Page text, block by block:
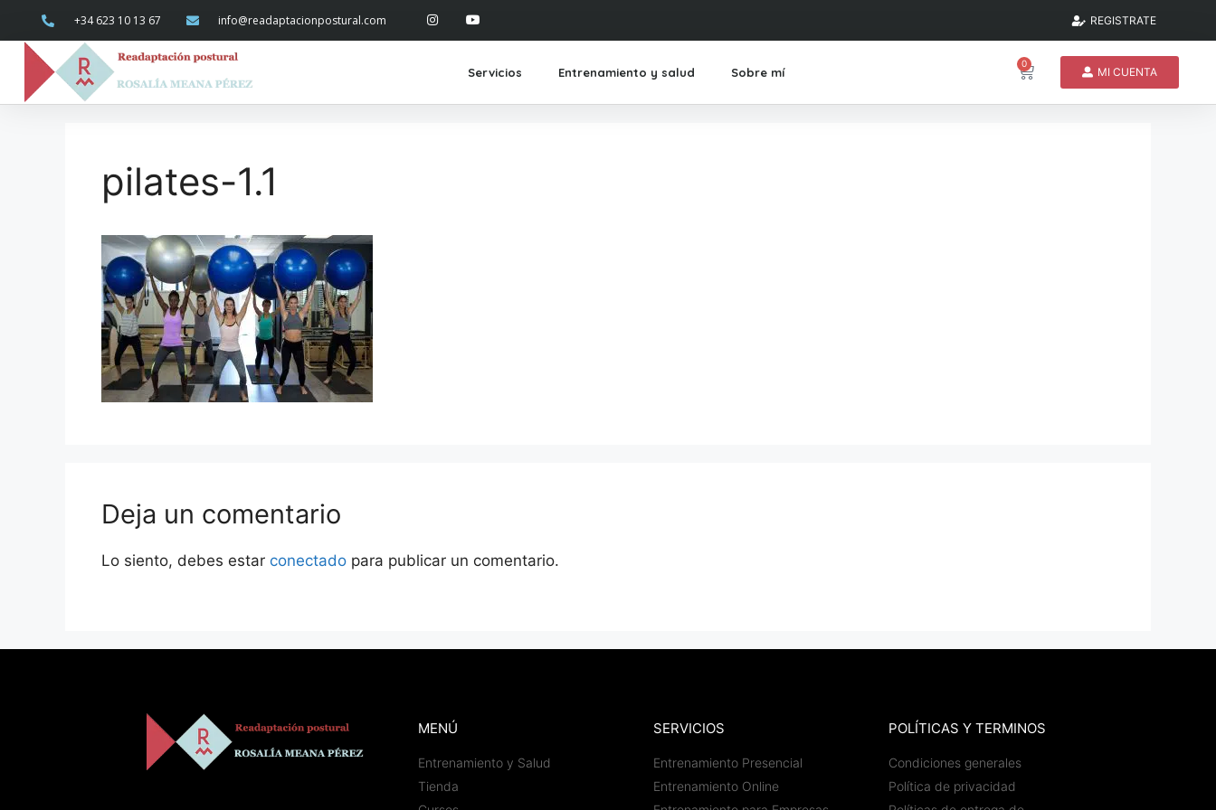
+34 623 10 13 67 info@readaptacionpostural.com REGISTRATE
Servicios Entrenamiento y salud Sobre mí
0
MI CUENTA
pilates-1.1
Deja un comentario
Lo siento, debes estar conectado para publicar un comentario.
MENÚ
Entrenamiento y Salud
Tienda
SERVICIOS
Entrenamiento Presencial
Entrenamiento Online
POLÍTICAS Y TERMINOS
Condiciones generales
Política de privacidad